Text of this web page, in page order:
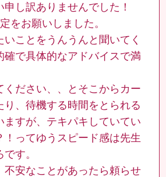
し訳ありませんでした！
をお願いしました。
いことをうんうんと聞いてく
確で具体的なアドバイスで満
ください、、とそこからカー
り、待機する時間をとられる
ますが、テキパキしていてい
！ってゆうスピード感は先生
す。
不安なことがあったら頼らせ